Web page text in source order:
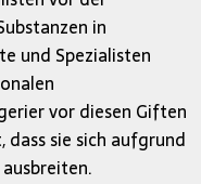
in
und Spezialisten
vor diesen Giften
dass sie sich aufgrund